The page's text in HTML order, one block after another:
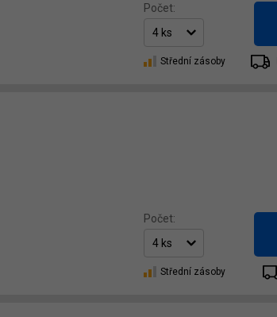
Počet:
Střední zásoby
Počet:
Střední zásoby